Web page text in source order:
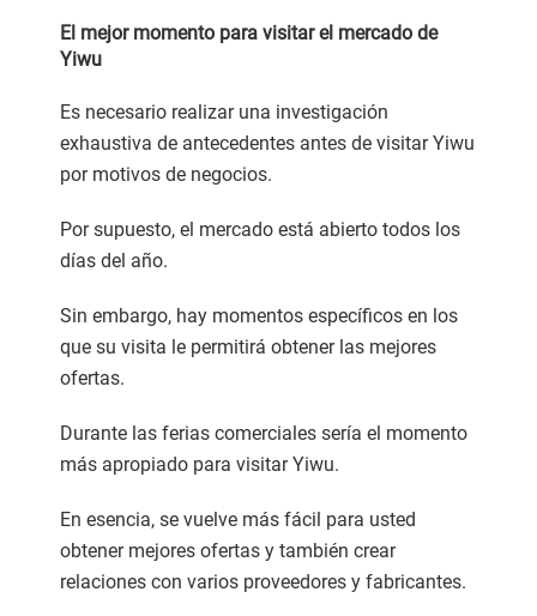
El mejor momento para visitar el mercado de
Yiwu
Es necesario realizar una investigación
exhaustiva de antecedentes antes de visitar Yiwu
por motivos de negocios.
Por supuesto, el mercado está abierto todos los
días del año.
Sin embargo, hay momentos específicos en los
que su visita le permitirá obtener las mejores
ofertas.
Durante las ferias comerciales sería el momento
más apropiado para visitar Yiwu.
En esencia, se vuelve más fácil para usted
obtener mejores ofertas y también crear
relaciones con varios proveedores y fabricantes.